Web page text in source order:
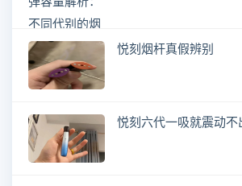
悦刻烟杆真假辨别
悦刻六代一吸就震动不